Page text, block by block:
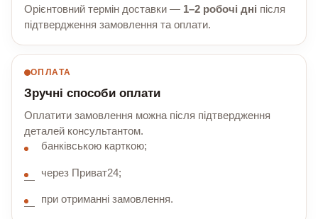
Орієнтовний термін доставки — 1–2 робочі дні після
підтвердження замовлення та оплати.
ОПЛАТА
Зручні способи оплати
Оплатити замовлення можна після підтвердження
деталей консультантом.
банківською карткою;
через Приват24;
при отриманні замовлення.